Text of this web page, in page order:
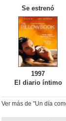
Se estrenó
1997
El diario íntimo
Ver más de "Un día